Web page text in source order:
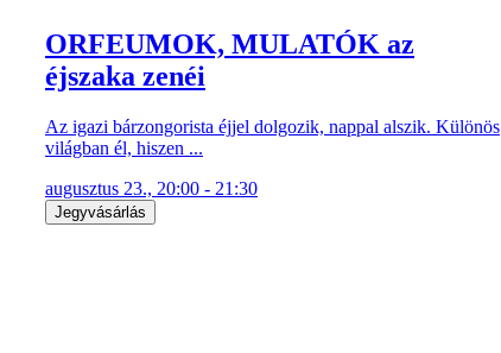
ORFEUMOK, MULATÓK az
éjszaka zenéi
Az igazi bárzongorista éjjel dolgozik, nappal alszik. Különös
világban él, hiszen ...
augusztus 23., 20:00 - 21:30
Jegyvásárlás